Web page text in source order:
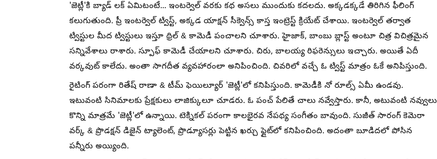
'జెట్లీ'కి బ్యాడ్ లక్ ఏమిటంటే... ఇంటర్వెల్ వరకు కథ అసలు ముందుకు కదలదు. అక్కడక్కడే తిరిగిన ఫీలింగ్
కలుగుతుంది. ప్రీ ఇంటర్వెల్ ట్విస్ట్, అక్కడ యాక్షన్ సీక్వెన్స్ కాస్త ఇంట్రెస్ట్ క్రియేట్ చేశాయి. ఇంటర్వెల్ తర్వాత
ట్విస్టుల మీద ట్విస్టులు ఇస్తూ థ్రిల్ & కామెడీ పంచాలని చూశారు. హైజాక్, బాంబు బ్లాస్ట్ అంటూ చిత్ర విచిత్రమైన
సన్నివేశాలు రాశారు. స్పూఫ్‌ కామెడీ చేయాలని చూశారు. చిరు, బాలయ్య రిఫరెన్సులు ఇచ్చారు. అయితే ఏదీ
వర్కవుట్ కాలేదు. అంతా సాగదీత వ్యవహారంలా అనిపించింది. చివరిలో వచ్చే ఓ ట్విస్ట్ మాత్రం ఓకే అనిపిస్తుంది.
రైటింగ్ పరంగా రితేష్ రాణా & టీమ్ ఫెయిల్యూర్ 'జెట్లీ'లో కనిపిస్తుంది. కామెడీకి నో రూల్స్ ఏమీ ఉండవు.
ఇటువంటి సినిమాలకు ప్రేక్షకులు లాజిక్కులూ చూడరు. ఓ పంచ్ పేలితే చాలు నవ్వేస్తారు. కానీ, అటువంటి నవ్వులు
కొన్ని మాత్రమే 'జెట్లీ'లో ఉన్నాయి. టెక్నికల్ పరంగా కాలభైరవ నేపథ్య సంగీతం బావుంది. సుజీత్ సారంగ్ కెమెరా
వర్క్ & ప్రొడక్షన్ డిజైన్ ట్యాలెంట్, ప్రొడ్యూసర్లు పెట్టిన ఖర్చు ఫ్లైట్‌లో కనిపించింది. అదంతా బూడిదలో పోసిన
పన్నీరు అయ్యింది.